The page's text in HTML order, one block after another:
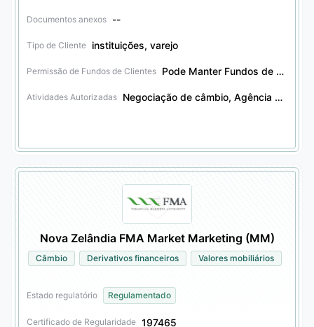
Documentos anexos --
Tipo de Cliente instituições, varejo
Permissão de Fundos de Clientes Pode Manter Fundos de Clientes
Atividades Autorizadas Negociação de câmbio, Agência de câmbio, Negociação de futuros, Agência de futuros, Negociação de derivativos financeiros, Agência de derivativos financeiros, Negociação de títulos, Agência de títulos, Negociação de outros produtos financeiros, Agência de outros produtos financeiros, Negociação de opções, Agência de opções
Nova Zelândia FMA Market Marketing (MM)
Câmbio Derivativos financeiros Valores mobiliários
Estado regulatório Regulamentado
Certificado de Regularidade 197465